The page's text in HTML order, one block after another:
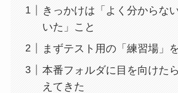
きっかけは「よく分からな
いた」こと
まずテスト用の「練習場」
本番フォルダに目を向けた
えてきた